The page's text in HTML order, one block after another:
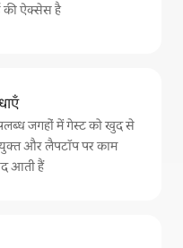
की ऐक्सेस है
जगहों में गेस्ट को खुद से
और लैपटॉप पर काम
आती हैं